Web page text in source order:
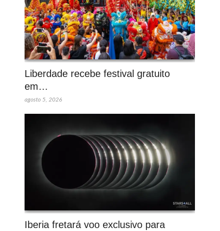
Liberdade recebe festival gratuito
em…
agosto 5, 2026
Iberia fretará voo exclusivo para